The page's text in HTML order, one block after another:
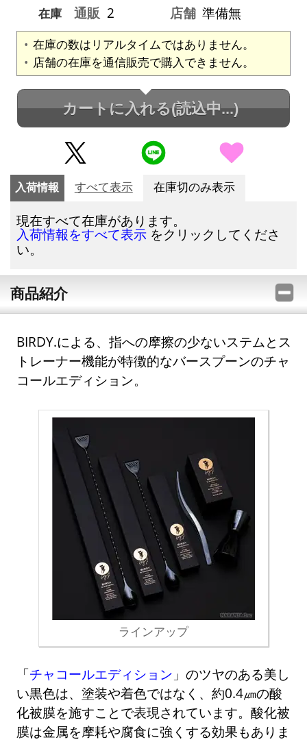
在庫
通販 2 店舗 準備無
在庫の数はリアルタイムではありません。
店舗の在庫を通信販売で購入できません。
カートに入れる(読込中...)
入荷情報 すべて表示 在庫切のみ表示
現在すべて在庫があります。
入荷情報をすべて表示 をクリックしてくださ
い。
商品紹介
BIRDY.による、指への摩擦の少ないステムとス
トレーナー機能が特徴的なバースプーンのチャ
コールエディション。
ラインアップ
「チャコールエディション 」のツヤのある美し
い黒色は、塗装や着色ではなく、約0.4㎛の酸
化被膜を施すことで表現されています。酸化被
膜は金属を摩耗や腐食に強くする効果もありま